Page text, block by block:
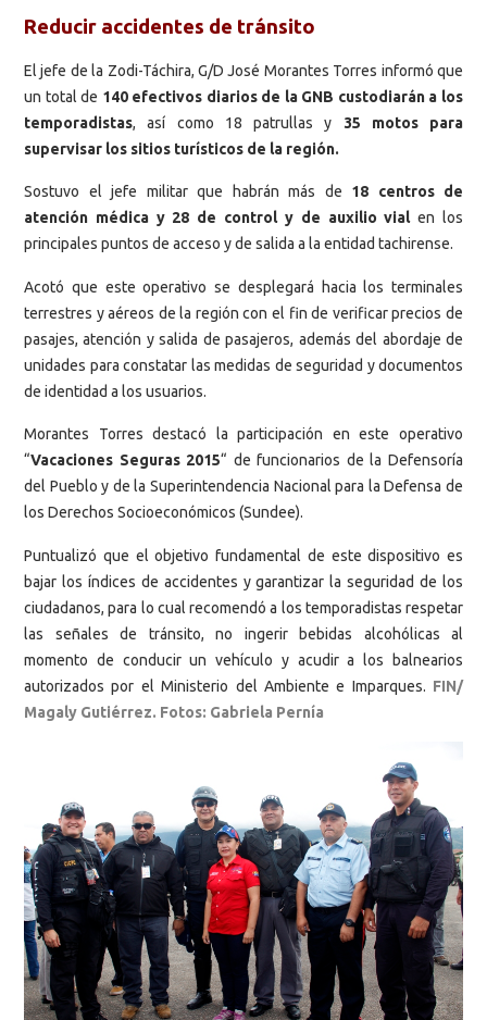
Reducir accidentes de tránsito
El jefe de la Zodi-Táchira, G/D José Morantes Torres informó que
un total de 140 efectivos diarios de la GNB custodiarán a los
temporadistas, así como 18 patrullas y 35 motos para
supervisar los sitios turísticos de la región.
Sostuvo el jefe militar que habrán más de 18 centros de
atención médica y 28 de control y de auxilio vialen los
principales puntos de acceso y de salida a la entidad tachirense.
Acotó que este operativo se desplegará hacia los terminales
terrestres y aéreos de la región con el fin de verificar precios de
pasajes, atención y salida de pasajeros, además del abordaje de
unidades para constatar las medidas de seguridad y documentos
de identidad a los usuarios.
Morantes Torres destacó la participación en este operativo
“Vacaciones Seguras 2015“ de funcionarios de la Defensoría
del Pueblo y de la Superintendencia Nacional para la Defensa de
los Derechos Socioeconómicos (Sundee).
Puntualizó que el objetivo fundamental de este dispositivo es
bajar los índices de accidentes y garantizar la seguridad de los
ciudadanos, para lo cual recomendó a los temporadistas respetar
las señales de tránsito, no ingerir bebidas alcohólicas al
momento de conducir un vehículo y acudir a los balnearios
autorizados por el Ministerio del Ambiente e Imparques. FIN/
Magaly Gutiérrez. Fotos: Gabriela Pernía